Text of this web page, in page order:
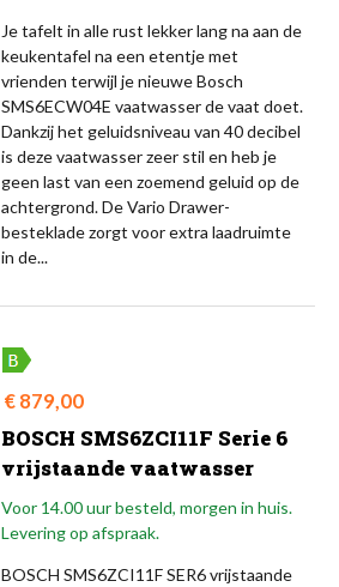
Je tafelt in alle rust lekker lang na aan de
keukentafel na een etentje met
vrienden terwijl je nieuwe Bosch
SMS6ECW04E vaatwasser de vaat doet.
Dankzij het geluidsniveau van 40 decibel
is deze vaatwasser zeer stil en heb je
geen last van een zoemend geluid op de
achtergrond. De Vario Drawer-
besteklade zorgt voor extra laadruimte
in de...
Prijs
€ 879,00
BOSCH SMS6ZCI11F Serie 6
vrijstaande vaatwasser
Voor 14.00 uur besteld, morgen in huis.
Levering op afspraak.
BOSCH SMS6ZCI11F SER6 vrijstaande